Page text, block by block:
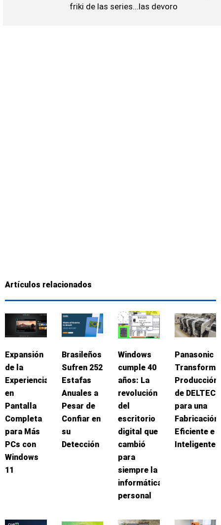
friki de las series...las devoro
Artículos relacionados
Expansión
de la
Experiencia
en
Pantalla
Completa
para Más
PCs con
Windows
11
Brasileños
Sufren 252
Estafas
Anuales a
Pesar de
Confiar en
su
Detección
Windows
cumple 40
años: La
revolución
del
escritorio
digital que
cambió
para
siempre la
informática
personal
Panasonic
Transforma
Producción
de DELTEC
para una
Fabricación
Eficiente e
Inteligente